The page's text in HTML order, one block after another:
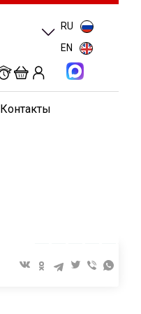
RU
EN
Контакты